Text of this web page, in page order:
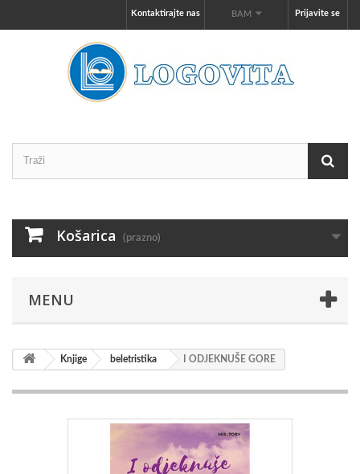
Prijavite se
BAM
Kontaktirajte nas
Košarica (prazno)
MENU
Knjige beletristika I ODJEKNUŠE GORE